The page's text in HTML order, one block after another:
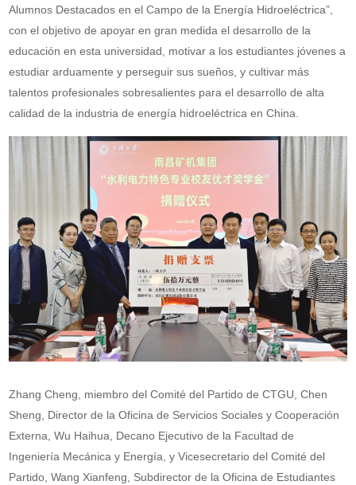
Alumnos Destacados en el Campo de la Energía Hidroeléctrica”,
con el objetivo de apoyar en gran medida el desarrollo de la
educación en esta universidad, motivar a los estudiantes jóvenes a
estudiar arduamente y perseguir sus sueños, y cultivar más
talentos profesionales sobresalientes para el desarrollo de alta
calidad de la industria de energía hidroeléctrica en China.
Zhang Cheng, miembro del Comité del Partido de CTGU, Chen
Sheng, Director de la Oficina de Servicios Sociales y Cooperación
Externa, Wu Haihua, Decano Ejecutivo de la Facultad de
Ingeniería Mecánica y Energía, y Vicesecretario del Comité del
Partido, Wang Xianfeng, Subdirector de la Oficina de Estudiantes